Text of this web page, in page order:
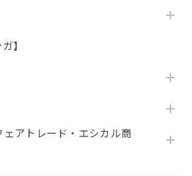
】
ェアトレード・エシカル商